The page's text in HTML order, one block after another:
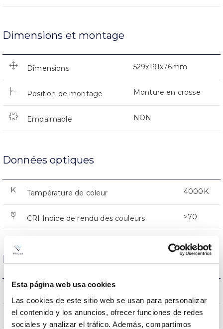
Esta página web usa cookies
Las cookies de este sitio web se usan para personalizar
el contenido y los anuncios, ofrecer funciones de redes
sociales y analizar el tráfico. Además, compartimos
Dimensions et montage
Dimensions 529x191x76mm
Position de montage Monture en crosse
Empalmable NON
Données optiques
Température de coleur 4000K
CRI Indice de rendu des couleurs >70
Logement et finition
Indice d’étanchéité IP IP66